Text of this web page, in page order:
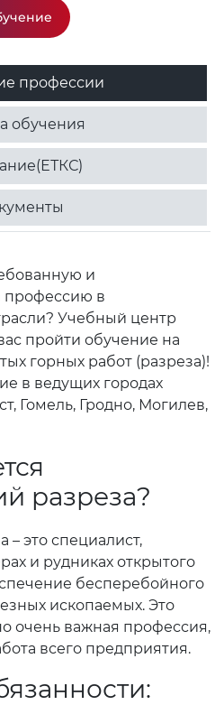
профессии
обучения
и
профессию в
Учебный центр
пройти обучение на
горных работ (разреза)!
в ведущих городах
Гомель, Гродно, Могилев,
разреза?
– это специалист,
и рудниках открытого
бесперебойного
ископаемых. Это
очень важная профессия,
всего предприятия.